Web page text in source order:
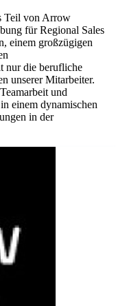
Teil von Arrow
für Regional Sales
einem großzügigen
nur die berufliche
unserer Mitarbeiter.
und
einem dynamischen
in der